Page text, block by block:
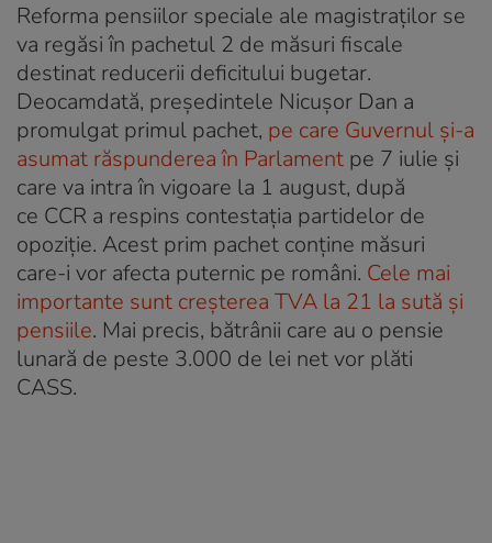
Reforma pensiilor speciale ale magistraților se
va regăsi în pachetul 2 de măsuri fiscale
destinat reducerii deficitului bugetar.
Deocamdată, președintele Nicușor Dan a
promulgat primul pachet, pe care Guvernul și-a
asumat răspunderea în Parlament pe 7 iulie și
care va intra în vigoare la 1 august, după
ce CCR a respins contestația partidelor de
opoziție. Acest prim pachet conține măsuri
care-i vor afecta puternic pe români. Cele mai
importante sunt creșterea TVA la 21 la sută și
pensiile. Mai precis, bătrânii care au o pensie
lunară de peste 3.000 de lei net vor plăti
CASS.